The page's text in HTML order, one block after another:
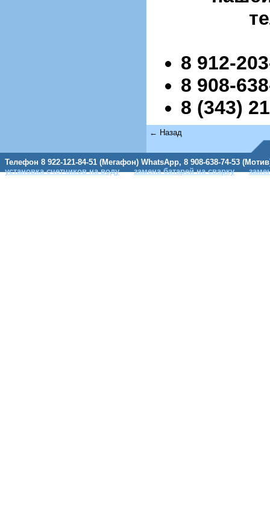
8 912-
8 908-
8 (343)
← Назад
Телефон 8 922-121-84-51 (Мегафон) WhatsApp, 8 908-638-74-53
установка счетчиков на воду
замена батарей на сварку